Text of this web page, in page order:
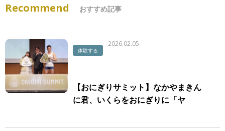
Recommend おすすめ記事
体験する
2026.02.05
【おにぎりサミット】なかやまきん
に君、いくらをおにぎりに「ヤ
でスペシャルイベントに登場